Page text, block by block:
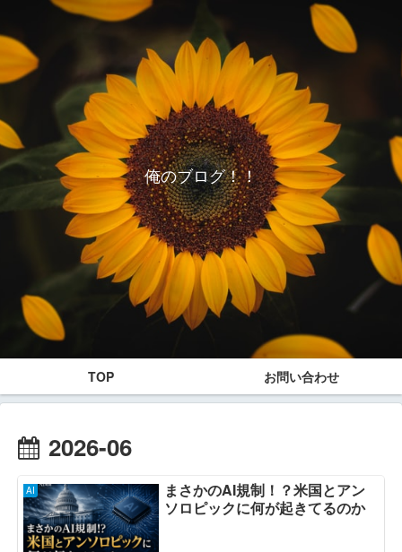
俺のブログ！！
TOP お問い合わせ
2026-06
AI
まさかのAI規制！？米国とアン
ソロピックに何が起きてるのか